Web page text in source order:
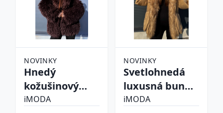
NOVINKY
Hnedý
kožušinový
kabát CHOCO
iMODA
NOVINKY
Svetlohnedá
luxusná bunda
s kožušinou
iMODA